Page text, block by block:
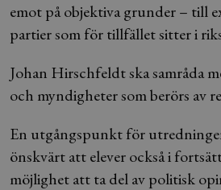
emot på objektiva grunder – till
partier som för tillfället sitter i
Johan Hirschfeldt ska samråda
och myndigheter som berörs av
En utgångspunkt för
önskvärt att elever också i
möjlighet att ta del av politisk